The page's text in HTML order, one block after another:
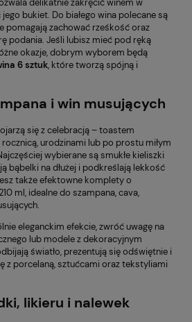
delikatnie zakręcić winem w
bukiet. Do białego wina polecane są
pomagają zachować rześkość oraz
podania. Jeśli lubisz mieć pod ręką
okazje, dobrym wyborem będą
6 sztuk, które tworzą spójną i
i win musujących
się z celebracją – toastem
urodzinami lub po prostu miłym
wybierane są smukłe kieliszki
bąbelki na dłużej i podkreślają lekkość
także efektowne komplety o
ml, idealne do szampana, cava,
eleganckim efekcie, zwróć uwagę na
lub modele z dekoracyjnym
światło, prezentują się odświętnie i
z porcelaną, sztućcami oraz tekstyliami
likieru i nalewek